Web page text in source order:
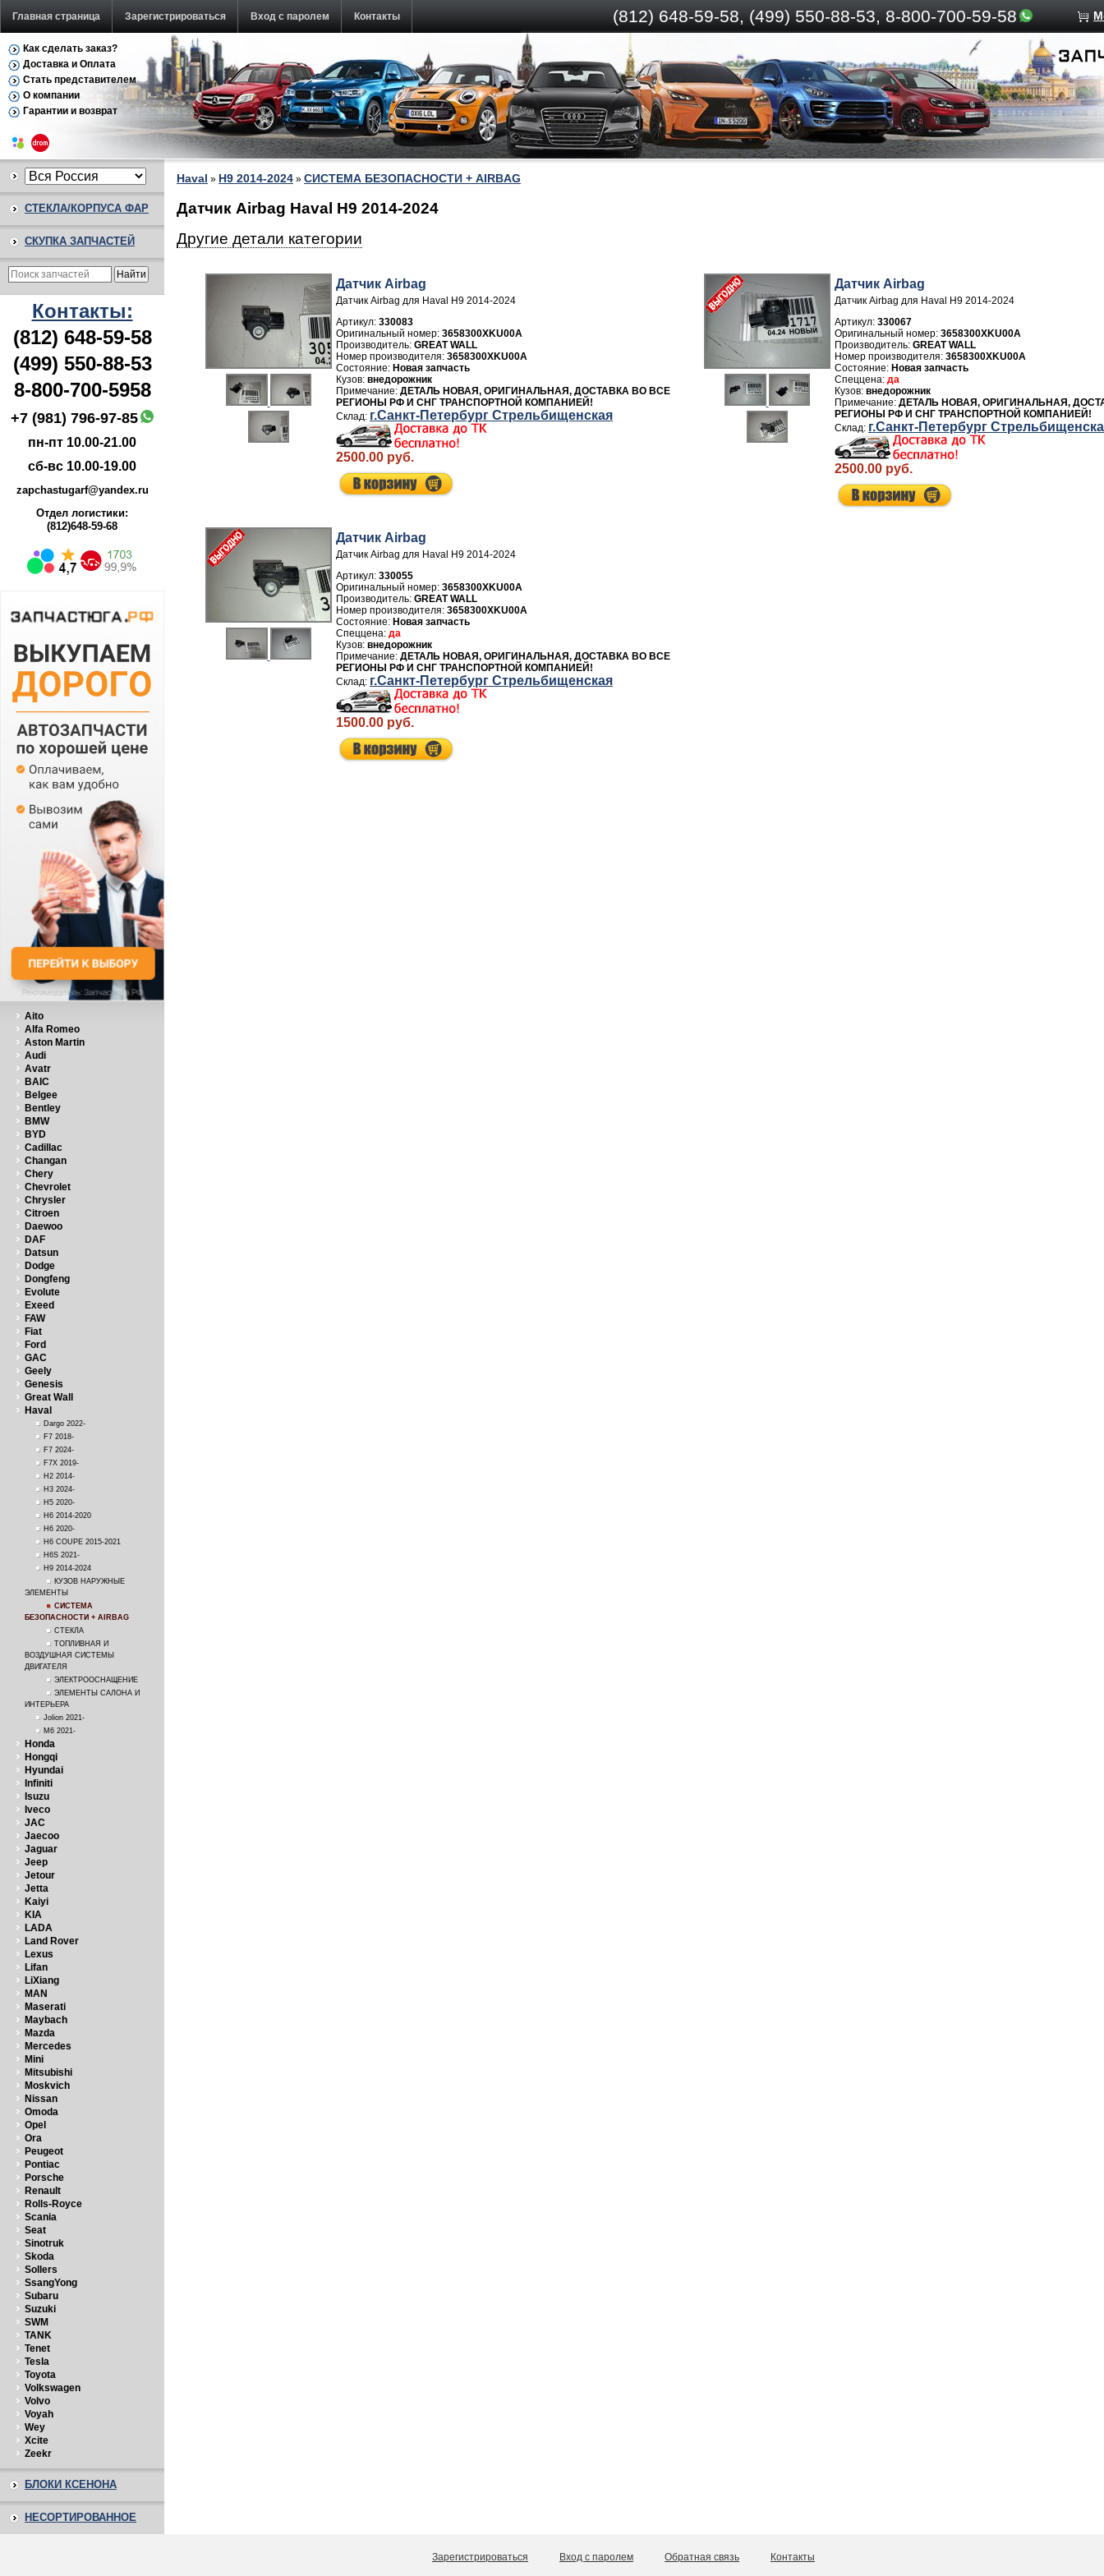
Главная страница Зарегистрироваться Вход с паролем Контакты (812) 648-59-58, (499) 550-88-53, 8-800-700-59-58
Как сделать заказ?
Доставка и Оплата
Стать представителем
О компании
Гарантии и возврат
СТЕКЛА/КОРПУСА ФАР
СКУПКА ЗАПЧАСТЕЙ
Контакты:
(812) 648-59-58
(499) 550-88-53
8-800-700-5958
+7 (981) 796-97-85
пн-пт 10.00-21.00
сб-вс 10.00-19.00
zapchastugarf@yandex.ru
Отдел логистики:
(812)648-59-68
Aito
Alfa Romeo
Aston Martin
Audi
Avatr
BAIC
Belgee
Bentley
BMW
BYD
Cadillac
Changan
Chery
Chevrolet
Chrysler
Citroen
Daewoo
DAF
Datsun
Dodge
Dongfeng
Evolute
Exeed
FAW
Fiat
Ford
GAC
Geely
Genesis
Great Wall
Haval
Dargo 2022-
F7 2018-
F7 2024-
F7X 2019-
H2 2014-
H3 2024-
H5 2020-
H6 2014-2020
H6 2020-
H6 COUPE 2015-2021
H6S 2021-
H9 2014-2024
КУЗОВ НАРУЖНЫЕ
ЭЛЕМЕНТЫ
СИСТЕМА
БЕЗОПАСНОСТИ + AIRBAG
СТЕКЛА
ТОПЛИВНАЯ И
ВОЗДУШНАЯ СИСТЕМЫ
ДВИГАТЕЛЯ
ЭЛЕКТРООСНАЩЕНИЕ
ЭЛЕМЕНТЫ САЛОНА И
ИНТЕРЬЕРА
Jolion 2021-
M6 2021-
Honda
Hongqi
Hyundai
Infiniti
Isuzu
Iveco
JAC
Jaecoo
Jaguar
Jeep
Jetour
Jetta
Kaiyi
KIA
LADA
Land Rover
Lexus
Lifan
LiXiang
MAN
Maserati
Maybach
Mazda
Mercedes
Mini
Mitsubishi
Moskvich
Nissan
Omoda
Opel
Ora
Peugeot
Pontiac
Porsche
Renault
Rolls-Royce
Scania
Seat
Sinotruk
Skoda
Sollers
SsangYong
Subaru
Suzuki
SWM
TANK
Tenet
Tesla
Toyota
Volkswagen
Volvo
Voyah
Wey
Xcite
Zeekr
БЛОКИ КСЕНОНА
НЕСОРТИРОВАННОЕ
Haval » H9 2014-2024 » СИСТЕМА БЕЗОПАСНОСТИ + AIRBAG
Датчик Airbag Haval H9 2014-2024
Другие детали категории
Датчик Airbag
Датчик Airbag для Haval H9 2014-2024
Артикул: 330083
3658300XKU00A
Производитель: GREAT WALL
Номер производителя: 3658300XKU00A
Новая запчасть
внедорожник
ДЕТАЛЬ НОВАЯ, ОРИГИНАЛЬНАЯ, ДОСТАВКА ВО ВСЕ
РЕГИОНЫ РФ И СНГ ТРАНСПОРТНОЙ КОМПАНИЕЙ!
г.Санкт-Петербург Стрельбищенская
2500.00 руб.
Датчик Airbag
Датчик Airbag для Haval H9 2014-2024
Артикул: 330067
3658300XKU00A
Производитель: GREAT WALL
Номер производителя: 3658300XKU00A
Новая запчасть
да
внедорожник
ДЕТАЛЬ НОВАЯ, ОРИГИНАЛЬНАЯ,
РЕГИОНЫ РФ И СНГ ТРАНСПОРТНОЙ КОМПАНИЕЙ!
г.Санкт-Петербург
2500.00 руб.
Датчик Airbag
Датчик Airbag для Haval H9 2014-2024
Артикул: 330055
3658300XKU00A
Производитель: GREAT WALL
Номер производителя: 3658300XKU00A
Новая запчасть
да
внедорожник
ДЕТАЛЬ НОВАЯ, ОРИГИНАЛЬНАЯ, ДОСТАВКА ВО ВСЕ
РЕГИОНЫ РФ И СНГ ТРАНСПОРТНОЙ КОМПАНИЕЙ!
г.Санкт-Петербург Стрельбищенская
1500.00 руб.
Зарегистрироваться Вход с паролем Обратная связь Контакты